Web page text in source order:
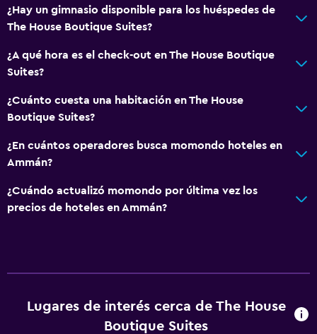
Pantuflas
Sofá
Habitaciones insonorizadas
Insonorización
Teléfono
Piso de mosaico/mármol
Vista a la ciudad
Secador de pelo
Baño privado
Gorro de baño
¿Hay un gimnasio disponible para los huéspedes de
The House Boutique Suites?
¿A qué hora es el check-out en The House Boutique
Suites?
¿Cuánto cuesta una habitación en The House
Boutique Suites?
¿En cuántos operadores busca momondo hoteles en
Ammán?
¿Cuándo actualizó momondo por última vez los
precios de hoteles en Ammán?
Lugares de interés cerca de The House
Boutique Suites